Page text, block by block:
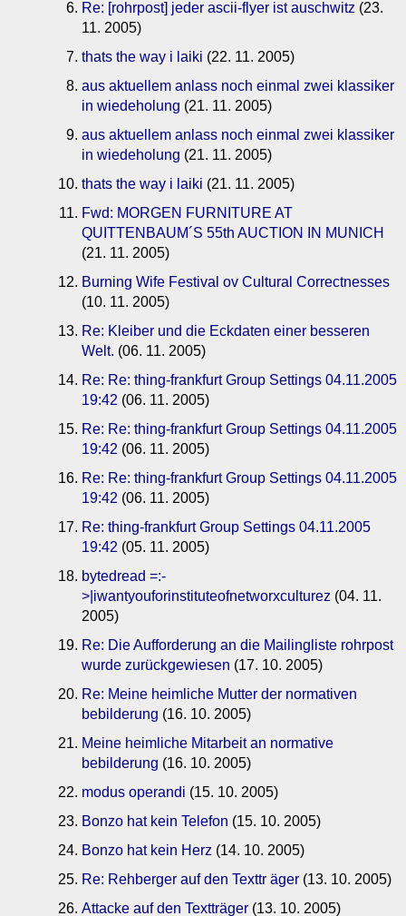
Re: [rohrpost] jeder ascii-flyer ist auschwitz (23.
11. 2005)
thats the way i laiki (22. 11. 2005)
aus aktuellem anlass noch einmal zwei klassiker
in wiedeholung (21. 11. 2005)
aus aktuellem anlass noch einmal zwei klassiker
in wiedeholung (21. 11. 2005)
thats the way i laiki (21. 11. 2005)
Fwd: MORGEN FURNITURE AT
QUITTENBAUM´S 55th AUCTION IN MUNICH
(21. 11. 2005)
Burning Wife Festival ov Cultural Correctnesses
(10. 11. 2005)
Re: Kleiber und die Eckdaten einer besseren
Welt. (06. 11. 2005)
Re: Re: thing-frankfurt Group Settings 04.11.2005
19:42 (06. 11. 2005)
Re: Re: thing-frankfurt Group Settings 04.11.2005
19:42 (06. 11. 2005)
Re: Re: thing-frankfurt Group Settings 04.11.2005
19:42 (06. 11. 2005)
Re: thing-frankfurt Group Settings 04.11.2005
19:42 (05. 11. 2005)
bytedread =:-
>|iwantyouforinstituteofnetworxculturez (04. 11.
2005)
Re: Die Aufforderung an die Mailingliste rohrpost
wurde zurückgewiesen (17. 10. 2005)
Re: Meine heimliche Mutter der normativen
bebilderung (16. 10. 2005)
Meine heimliche Mitarbeit an normative
bebilderung (16. 10. 2005)
modus operandi (15. 10. 2005)
Bonzo hat kein Telefon (15. 10. 2005)
Bonzo hat kein Herz (14. 10. 2005)
Re: Rehberger auf den Texttr äger (13. 10. 2005)
Attacke auf den Textträger (13. 10. 2005)